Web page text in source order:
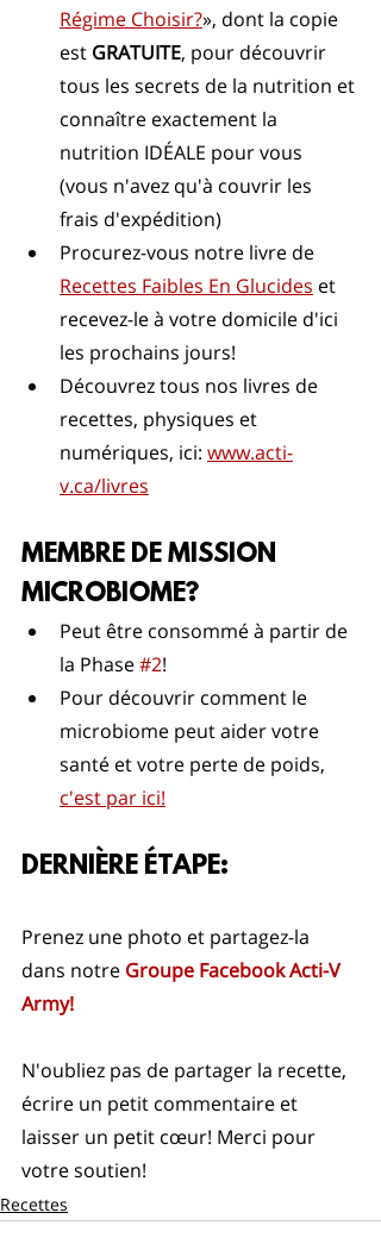
Régime Choisir?», dont la copie
est GRATUITE, pour découvrir
tous les secrets de la nutrition et
connaître exactement la
nutrition IDÉALE pour vous
(vous n'avez qu'à couvrir les
frais d'expédition)
Procurez-vous notre livre de
Recettes Faibles En Glucides et
recevez-le à votre domicile d'ici
les prochains jours!
Découvrez tous nos livres de
recettes, physiques et
numériques, ici: www.acti-
v.ca/livres
MEMBRE DE MISSION
MICROBIOME?
Peut être consommé à partir de
la Phase #2!
Pour découvrir comment le
microbiome peut aider votre
santé et votre perte de poids,
c'est par ici!
DERNIÈRE ÉTAPE:
Prenez une photo et partagez-la
dans notre Groupe Facebook Acti-V
Army!
N'oubliez pas de partager la recette,
écrire un petit commentaire et
laisser un petit cœur! Merci pour
votre soutien!
Recettes